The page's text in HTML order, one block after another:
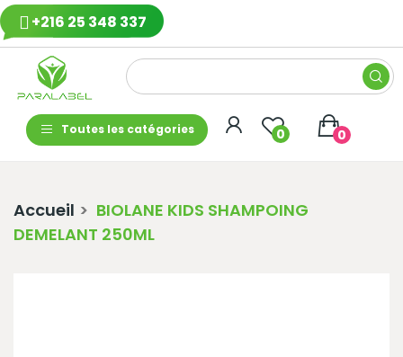
+216 25 348 337
Toutes les catégories 0 0
Accueil
BIOLANE KIDS SHAMPOING
DEMELANT 250ML